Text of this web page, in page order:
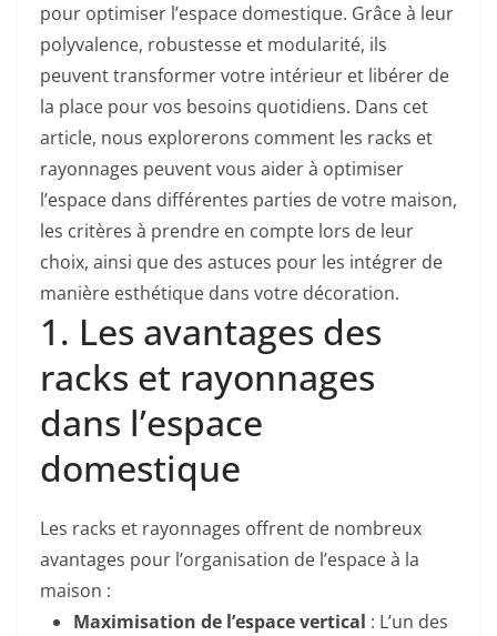
pour optimiser l’espace domestique. Grâce à leur
polyvalence, robustesse et modularité, ils
peuvent transformer votre intérieur et libérer de
la place pour vos besoins quotidiens. Dans cet
article, nous explorerons comment les racks et
rayonnages peuvent vous aider à optimiser
l’espace dans différentes parties de votre maison,
les critères à prendre en compte lors de leur
choix, ainsi que des astuces pour les intégrer de
manière esthétique dans votre décoration.
1. Les avantages des
racks et rayonnages
dans l’espace
domestique
Les racks et rayonnages offrent de nombreux
avantages pour l’organisation de l’espace à la
maison :
Maximisation de l’espace vertical : L’un des